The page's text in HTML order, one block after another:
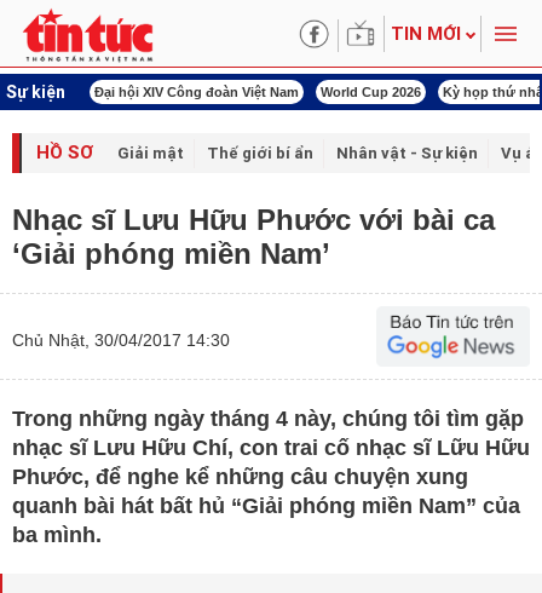
TIN MỚI
Sự kiện
ngày đêm Đại hội XIV Công đoàn Việt Nam World Cup 2026 Kỳ họp thứ
HỒ SƠ Giải mật Thế giới bí ẩn Nhân vật - Sự kiện Vụ
Nhạc sĩ Lưu Hữu Phước với bài ca
‘Giải phóng miền Nam’
Chủ Nhật, 30/04/2017 14:30
Trong những ngày tháng 4 này, chúng tôi tìm gặp
nhạc sĩ Lưu Hữu Chí, con trai cố nhạc sĩ Lữu Hữu
Phước, để nghe kể những câu chuyện xung
quanh bài hát bất hủ “Giải phóng miền Nam” của
ba mình.